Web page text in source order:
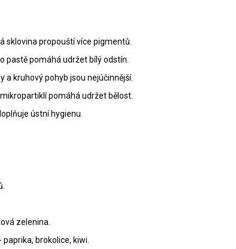
sklovina propouští více pigmentů.
pastě pomáhá udržet bílý odstín.
a kruhový pohyb jsou nejúčinnější.
pomáhá udržet bělost.
ústní hygienu.
zelenina.
- paprika, brokolice, kiwi.